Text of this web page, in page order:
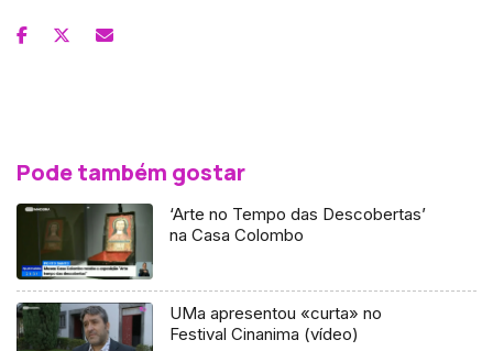
Pode também gostar
‘Arte no Tempo das Descobertas’
na Casa Colombo
UMa apresentou «curta» no
Festival Cinanima (vídeo)